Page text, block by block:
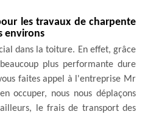
les travaux de charpente
environs
dans la toiture. En effet, grâce
plus performante dure
faites appel à l'entreprise Mr
occuper, nous nous déplaçons
le frais de transport des